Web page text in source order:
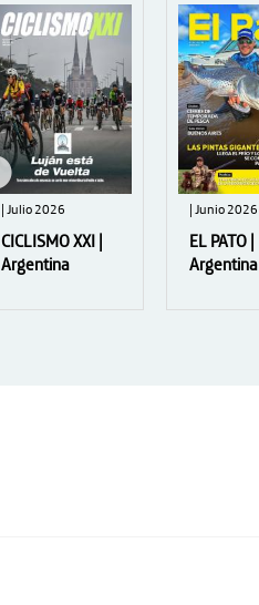
| Julio 2026
CICLISMO XXI |
Argentina
| Junio 2026
EL PATO |
Argentina